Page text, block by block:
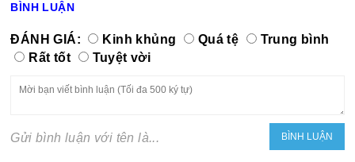
BÌNH LUẬN
ĐÁNH GIÁ: Kinh khủng Quá tệ
Trung bình
Rất tốt
Tuyệt vời
Gửi bình luận với tên là...